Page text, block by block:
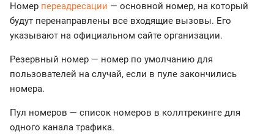
Номер переадресации — основной номер, на который
будут перенаправлены все входящие вызовы. Его
указывают на официальном сайте организации.
Резервный номер — номер по умолчанию для
пользователей на случай, если в пуле закончились
номера.
Пул номеров — список номеров в коллтрекинге для
одного канала трафика.